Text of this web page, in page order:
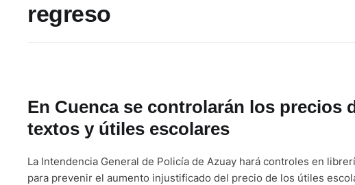
regreso
En Cuenca se controlarán los precios
textos y útiles escolares
La Intendencia General de Policía de Azuay hará controles en
para prevenir el aumento injustificado del precio de los útiles